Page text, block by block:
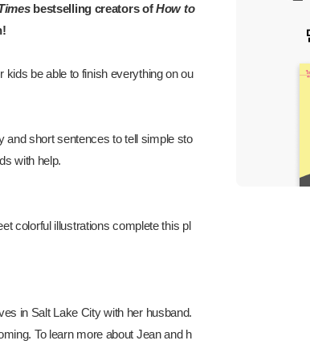
bestselling creators ofHow to
kids be able to finish everything on ou
and short sentences to tell simple sto
with help.
colorful illustrations complete this pl
in Salt Lake City with her husband.
To learn more about Jean and h